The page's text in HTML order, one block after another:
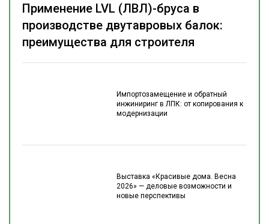
Импортозамещение и обратный
инжиниринг в ЛПК: от копирования к
модернизации
Выставка «Красивые дома. Весна
2026» — деловые возможности и
новые перспективы
Применение LVL (ЛВЛ)-бруса в
производстве двутавровых балок:
преимущества для строителя